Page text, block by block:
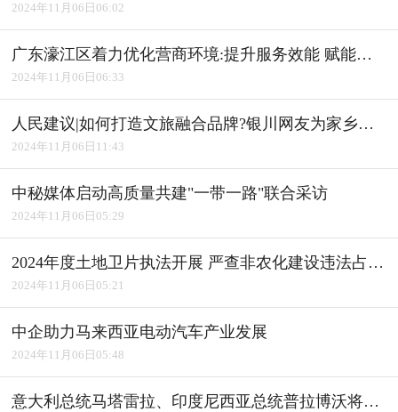
2024年11月06日06:02
广东濠江区着力优化营商环境:提升服务效能 赋能产业发展
2024年11月06日06:33
人民建议|如何打造文旅融合品牌?银川网友为家乡建言获积极回应
2024年11月06日11:43
中秘媒体启动高质量共建"一带一路"联合采访
2024年11月06日05:29
2024年度土地卫片执法开展 严查非农化建设违法占用耕地
2024年11月06日05:21
中企助力马来西亚电动汽车产业发展
2024年11月06日05:48
意大利总统马塔雷拉、印度尼西亚总统普拉博沃将访华